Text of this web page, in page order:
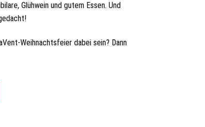
Glühwein und gutem Essen. Und
Weihnachtsfeier dabei sein? Dann